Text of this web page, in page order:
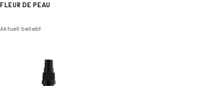
FLEUR DE PEAU
Aktuell beliebt